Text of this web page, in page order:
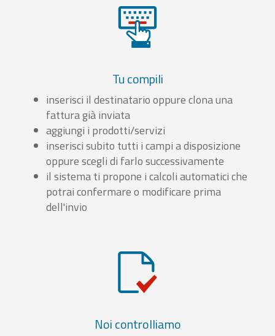
Tu compili
inserisci il destinatario oppure clona una
fattura già inviata
aggiungi i prodotti/servizi
inserisci subito tutti i campi a disposizione
oppure scegli di farlo successivamente
il sistema ti propone i calcoli automatici che
potrai confermare o modificare prima
dell'invio
Noi controlliamo